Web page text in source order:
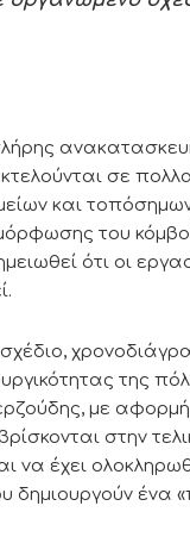
σε
και
του
ότι οι
της
με
στην
να έχει
ένα